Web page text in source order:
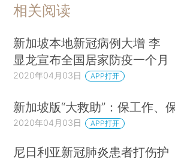
相关阅读
新加坡本地新冠病例大增 李
显龙宣布全国居家防疫一个月
2020年04月03日 APP打开
新加坡版“大救助”：保工作、
2020年04月03日 APP打开
尼日利亚新冠肺炎患者打伤护